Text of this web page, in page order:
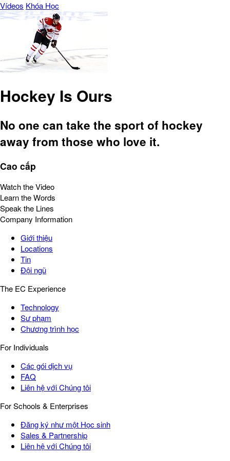
Vídeos Khóa Học
Hockey Is Ours
No one can take the sport of hockey
away from those who love it.
Cao cấp
Watch the Video
Learn the Words
Speak the Lines
Company Information
Giới thiệu
Locations
Tin
Đội ngũ
The EC Experience
Technology
Sư phạm
Chương trình học
For Individuals
Các gói dịch vụ
FAQ
Liên hệ với Chúng tôi
For Schools & Enterprises
Đăng ký như một Học sinh
Sales & Partnership
Liên hệ với Chúng tôi